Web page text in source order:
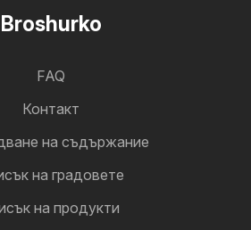
Broshurko
FAQ
Контакт
на съдържание
на градовете
на продукти